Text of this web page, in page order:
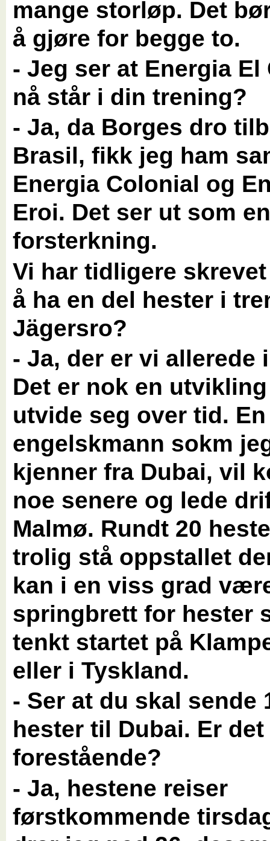
mange storløp. Det
å gjøre for begge to.
- Jeg ser at Energia El
nå står i din trening?
- Ja, da Borges dro
Brasil, fikk jeg ham
Energia Colonial og
Eroi. Det ser ut som
forsterkning.
Vi har tidligere
å ha en del hester i
Jägersro?
- Ja, der er vi allerede
Det er nok en
utvide seg over tid.
engelskmann sokm
kjenner fra Dubai, vil
noe senere og lede
Malmø. Rundt 20
trolig stå oppstallet
kan i en viss grad
springbrett for hester
tenkt startet på
eller i Tyskland.
- Ser at du skal sende
hester til Dubai. Er
forestående?
- Ja, hestene reiser
førstkommende